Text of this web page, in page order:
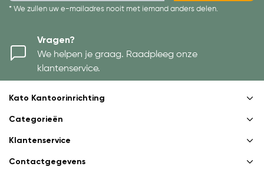
* We zullen uw e-mailadres nooit met iemand anders delen.
Vragen?
We helpen je graag. Raadpleeg onze
klantenservice.
Kato Kantoorinrichting
Categorieën
Klantenservice
Contactgegevens